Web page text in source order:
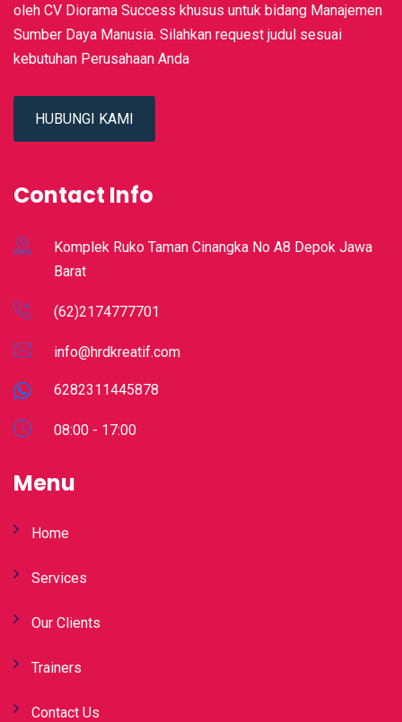
oleh CV Diorama Success khusus untuk bidang Manajemen
Sumber Daya Manusia. Silahkan request judul sesuai
kebutuhan Perusahaan Anda
HUBUNGI KAMI
Contact Info
Komplek Ruko Taman Cinangka No A8 Depok Jawa
Barat
(62)2174777701
info@hrdkreatif.com
6282311445878
08:00 - 17:00
Menu
Home
Services
Our Clients
Trainers
Contact Us